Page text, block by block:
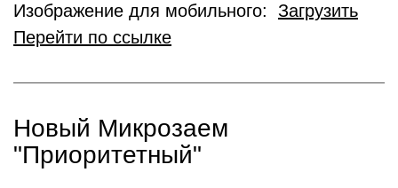
Изображение для мобильного: Загрузить
Перейти по ссылке
Новый Микрозаем
"Приоритетный"